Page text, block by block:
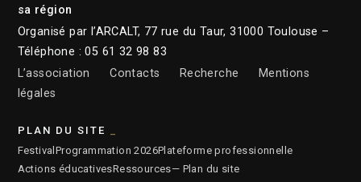
sa région
Organisé par l’ARCALT, 77 rue du Taur, 31000 Toulouse –
Téléphone : 05 61 32 98 83
L’association
Contacts Recherche
Mentions
légales
PLAN DU SITE
Festival Programmation 2026Plateforme professionnelle
Actions éducativesRessources— Plan du site